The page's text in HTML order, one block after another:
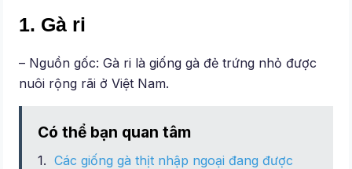
1. Gà ri
– Nguồn gốc: Gà ri là giống gà đẻ trứng nhỏ được
nuôi rộng rãi ở Việt Nam.
Có thể bạn quan tâm
Các giống gà thịt nhập ngoại đang được